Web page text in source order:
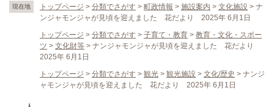
現在地 トップページ > 分類でさがす > 町政情報 > 施設案内 > 文化施設 > ナ
ンジャモンジャが見頃を迎えました 花だより 2025年 6月1日
トップページ > 分類でさがす > 子育て・教育 > 教育・文化・スポー
ツ > 文化財等 > ナンジャモンジャが見頃を迎えました 花だより
2025年 6月1日
トップページ > 分類でさがす > 観光 > 観光施設 > 文化/歴史 > ナンジ
ャモンジャが見頃を迎えました 花だより 2025年 6月1日